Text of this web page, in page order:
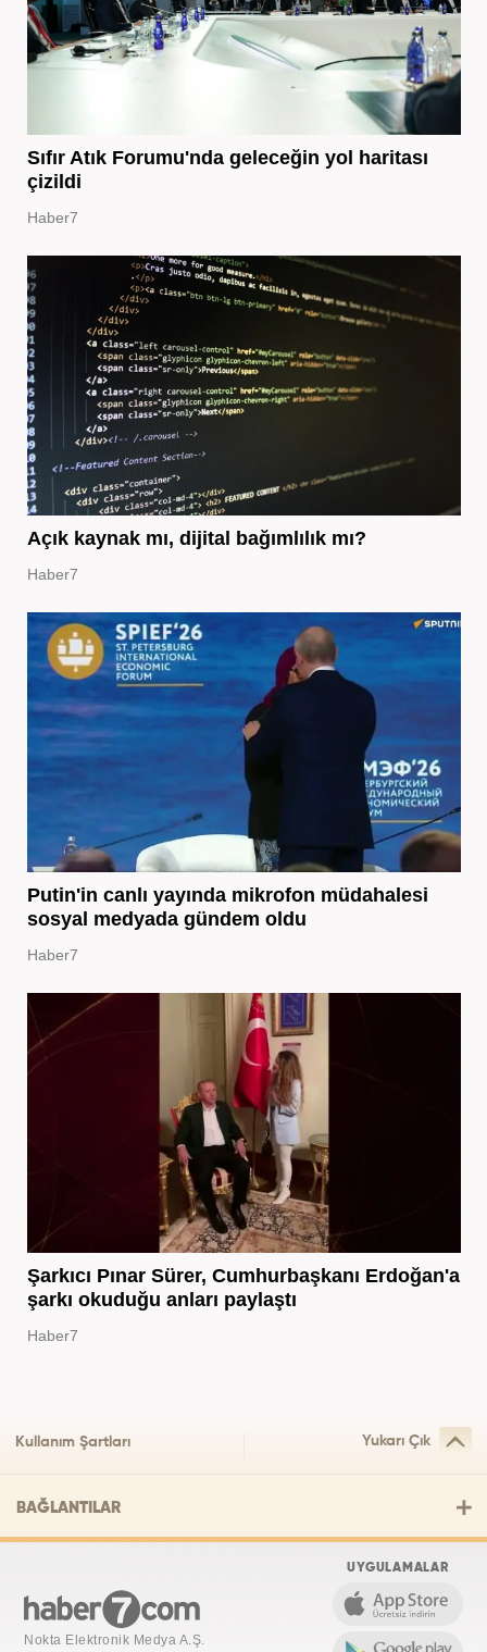
Sıfır Atık Forumu'nda geleceğin yol haritası
çizildi
Haber7
Açık kaynak mı, dijital bağımlılık mı?
Haber7
Putin'in canlı yayında mikrofon müdahalesi
sosyal medyada gündem oldu
Haber7
Şarkıcı Pınar Sürer, Cumhurbaşkanı Erdoğan'a
şarkı okuduğu anları paylaştı
Haber7
Kullanım Şartları Yukarı Çık
BAĞLANTILAR
Nokta Elektronik Medya A.Ş.
UYGULAMALAR